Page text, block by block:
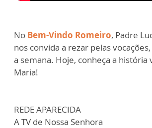
No Bem-Vindo Romeiro, Padre
nos convida a rezar pelas
a semana. Hoje, conheça a história
Maria!
REDE APARECIDA
A TV de Nossa Senhora